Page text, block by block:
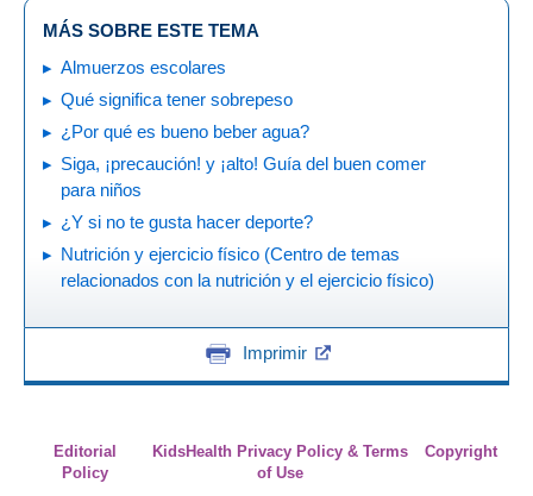
MÁS SOBRE ESTE TEMA
Almuerzos escolares
Qué significa tener sobrepeso
¿Por qué es bueno beber agua?
Siga, ¡precaución! y ¡alto! Guía del buen comer
para niños
¿Y si no te gusta hacer deporte?
Nutrición y ejercicio físico (Centro de temas
relacionados con la nutrición y el ejercicio físico)
Imprimir
Editorial
Policy
KidsHealth Privacy Policy & Terms
of Use
Copyright